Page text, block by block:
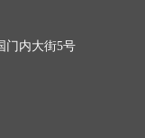
门内大街5号